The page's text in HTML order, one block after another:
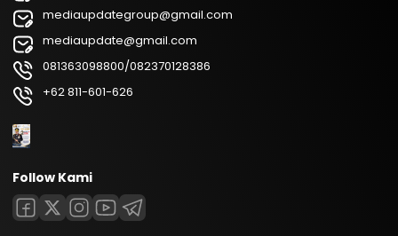
mediaupdategroup@gmail.com
mediaupdate@gmail.com
081363098800/082370128386
+62 811-601-626
Follow Kami